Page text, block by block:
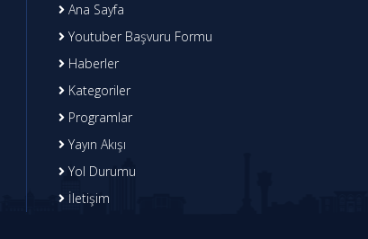
Ana Sayfa
Youtuber Başvuru Formu
Haberler
Kategoriler
Programlar
Yayın Akışı
Yol Durumu
İletişim